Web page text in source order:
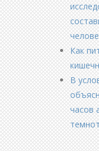
Как
В
часов